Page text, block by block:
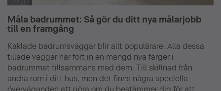
Måla badrummet: Så gör du ditt nya målarjobb
till en framgång
Kaklade badrumsväggar blir allt populärare. Alla dessa
tillade väggar har fört in en mängd nya färger i
badrummet tillsammans med dem. Till skillnad från
andra rum i ditt hus, men det finns några speciella